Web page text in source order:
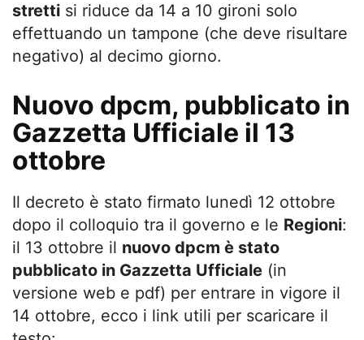
stretti si riduce da 14 a 10 gironi solo
effettuando un tampone (che deve risultare
negativo) al decimo giorno.
Nuovo dpcm, pubblicato in
Gazzetta Ufficiale il 13
ottobre
Il decreto è stato firmato lunedì 12 ottobre
dopo il colloquio tra il governo e le Regioni:
il 13 ottobre il nuovo dpcm è stato
pubblicato in Gazzetta Ufficiale (in
versione web e pdf) per entrare in vigore il
14 ottobre, ecco i link utili per scaricare il